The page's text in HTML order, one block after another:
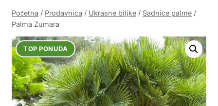
Početna / Prodavnica / Ukrasne biljke / Sadnice palme /
Palma Zumara
TOP PONUDA